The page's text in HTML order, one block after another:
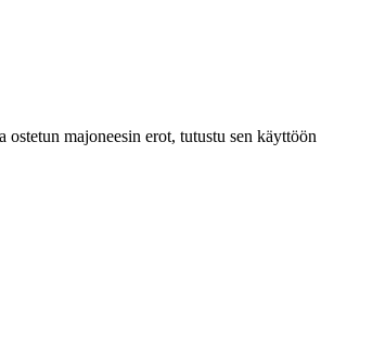
majoneesin erot, tutustu sen käyttöön